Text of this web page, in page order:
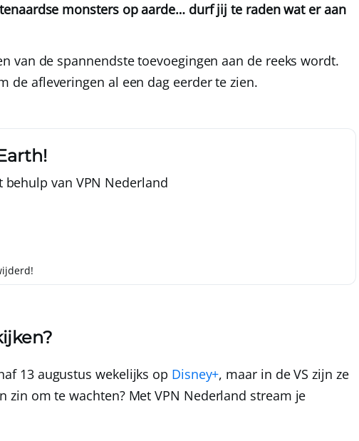
monsters op aarde… durf jij te raden wat er aan
van de spannendste toevoegingen aan de reeks wordt.
de afleveringen al een dag eerder te zien.
behulp van VPN Nederland
13 augustus wekelijks op Disney+, maar in de VS zijn ze
zin om te wachten? MetVPN Nederland stream je